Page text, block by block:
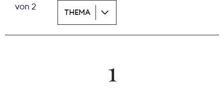
Wächterpreis
von 2
THEMA
1